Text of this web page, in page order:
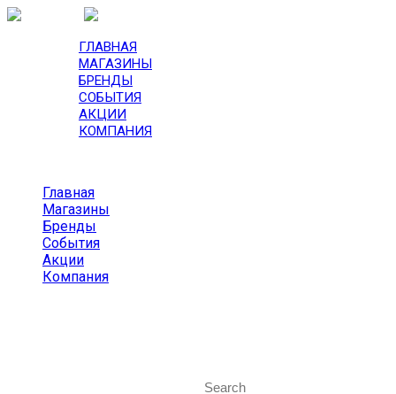
ГЛАВНАЯ
МАГАЗИНЫ
БРЕНДЫ
СОБЫТИЯ
АКЦИИ
КОМПАНИЯ
Главная
Магазины
Бренды
События
Акции
Компания